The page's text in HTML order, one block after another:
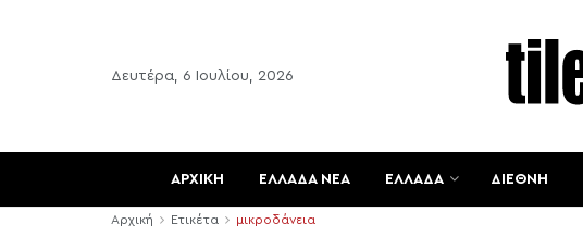
Δευτέρα, 6 Ιουλίου, 2026
ΑΡΧΙΚΗ ΕΛΛΑΔΑ ΝΕΑ ΕΛΛΑΔΑ ΔΙΕΘΝΗ
Αρχική Ετικέτα μικροδάνεια